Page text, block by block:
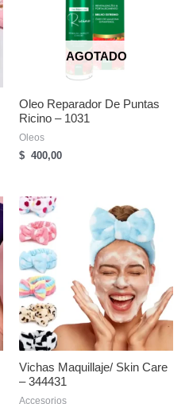
AGOTADO
Oleo Reparador De Puntas
Ricino – 1031
Oleos
$ 400,00
Vichas Maquillaje/ Skin Care
– 344431
Accesorios